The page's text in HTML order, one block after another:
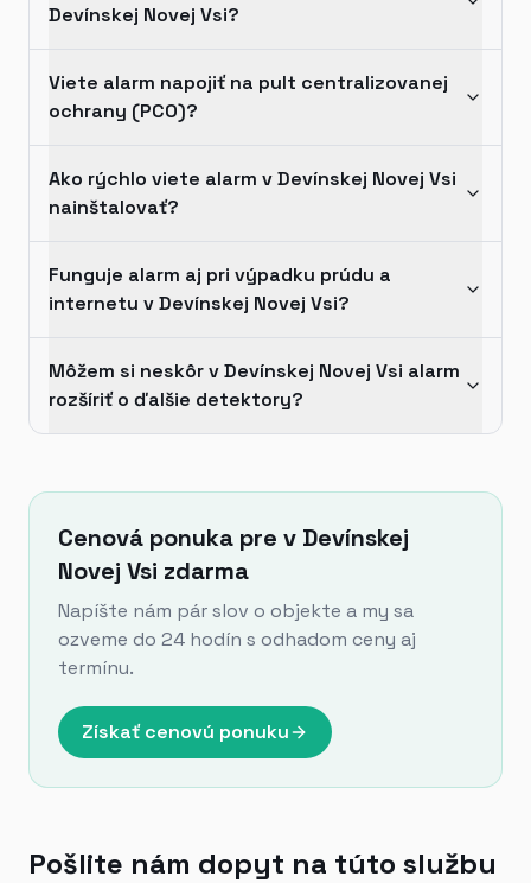
Devínskej Novej Vsi?
Viete alarm napojiť na pult centralizovanej
ochrany (PCO)?
Ako rýchlo viete alarm v Devínskej Novej Vsi
nainštalovať?
Funguje alarm aj pri výpadku prúdu a
internetu v Devínskej Novej Vsi?
Môžem si neskôr v Devínskej Novej Vsi alarm
rozšíriť o ďalšie detektory?
Cenová ponuka pre v Devínskej
Novej Vsi zdarma
Napíšte nám pár slov o objekte a my sa
ozveme do 24 hodín s odhadom ceny aj
termínu.
Získať cenovú ponuku
Pošlite nám dopyt na túto službu